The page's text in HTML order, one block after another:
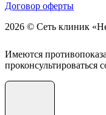
Договор оферты
2026 © Сеть клиник
Имеются
проконсультироваться